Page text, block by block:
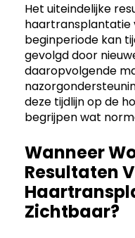
Het uiteindelijke
haartransplantatie
beginperiode kan
gevolgd door
daaropvolgende
deze tijdlijn op de
begrijpen wat
Wanneer
Resultaten
Zichtbaar?